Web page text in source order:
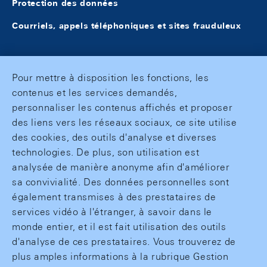
Protection des données
Courriels, appels téléphoniques et sites frauduleux
Pour mettre à disposition les fonctions, les
contenus et les services demandés,
personnaliser les contenus affichés et proposer
des liens vers les réseaux sociaux, ce site utilise
des cookies, des outils d'analyse et diverses
technologies. De plus, son utilisation est
analysée de manière anonyme afin d'améliorer
sa convivialité. Des données personnelles sont
également transmises à des prestataires de
services vidéo à l'étranger, à savoir dans le
monde entier, et il est fait utilisation des outils
d'analyse de ces prestataires. Vous trouverez de
plus amples informations à la rubrique Gestion